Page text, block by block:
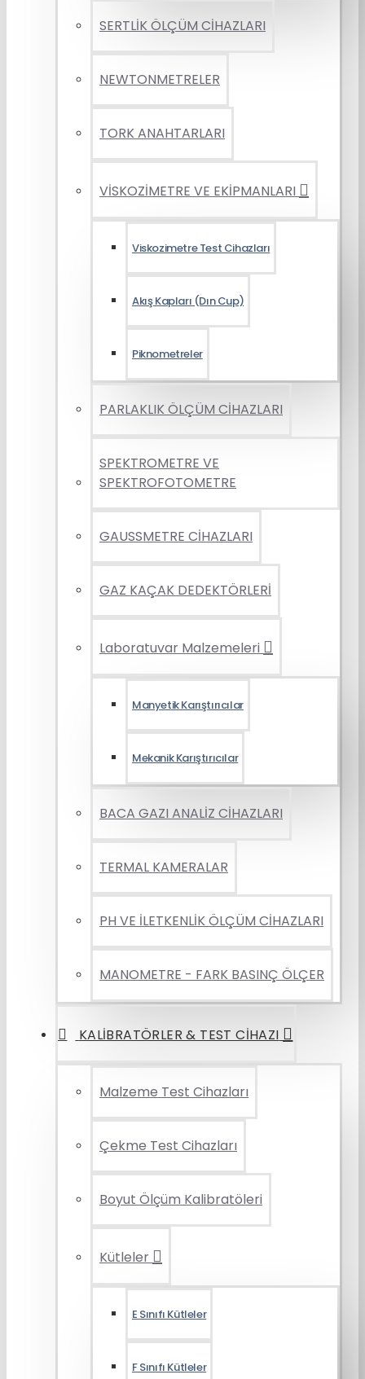
SERTLİK ÖLÇÜM CİHAZLARI
NEWTONMETRELER
TORK ANAHTARLARI
VİSKOZİMETRE VE EKİPMANLARI
Viskozimetre Test Cihazları
Akış Kapları (Dın Cup)
Piknometreler
PARLAKLIK ÖLÇÜM CİHAZLARI
SPEKTROMETRE VE
SPEKTROFOTOMETRE
GAUSSMETRE CİHAZLARI
GAZ KAÇAK DEDEKTÖRLERİ
Laboratuvar Malzemeleri
Manyetik Karıştırıcılar
Mekanik Karıştırıcılar
BACA GAZI ANALİZ CİHAZLARI
TERMAL KAMERALAR
PH VE İLETKENLİK ÖLÇÜM CİHAZLARI
MANOMETRE - FARK BASINÇ ÖLÇER
KALIBRATÖRLER & TEST CIHAZI
Malzeme Test Cihazları
Çekme Test Cihazları
Boyut Ölçüm Kalibratöleri
Kütleler
E Sınıfı Kütleler
F Sınıfı Kütleler